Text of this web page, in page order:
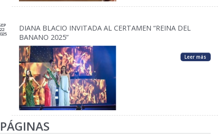
22
DIANA BLACIO INVITADA AL CERTAMEN “REINA DEL
BANANO 2025”
Leer más
PÁGINAS